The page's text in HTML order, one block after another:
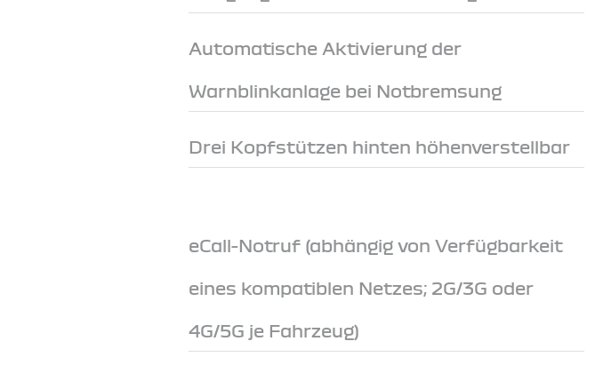
Automatische Aktivierung der
Warnblinkanlage bei Notbremsung
Drei Kopfstützen hinten höhenverstellbar
eCall-Notruf (abhängig von Verfügbarkeit
eines kompatiblen Netzes; 2G/3G oder
4G/5G je Fahrzeug)